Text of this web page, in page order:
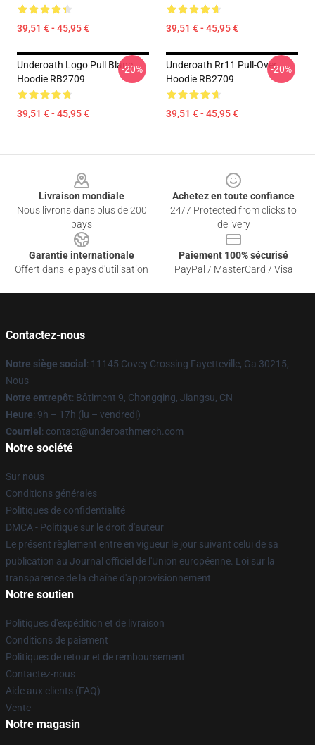
39,51 € - 45,95 € 39,51 € - 45,95 €
Underoath Logo Pull Blanc
Hoodie RB2709
39,51 € - 45,95 €
-20%
Underoath Rr11 Pull-Over
Hoodie RB2709
39,51 € - 45,95 €
-20%
Livraison mondiale
Nous livrons dans plus de 200
pays
Achetez en toute confiance
24/7 Protected from clicks to
delivery
Garantie internationale
Offert dans le pays d'utilisation
Paiement 100% sécurisé
PayPal / MasterCard / Visa
Contactez-nous
Notre siège social : 11145 Covey Crossing Fayetteville, Ga 30215,
Nous
Notre entrepôt: Bâtiment 9, Chongqing, Jiangsu, CN
Heure: 9h – 17h (lu – vendredi)
Courriel : contact@underoathmerch.com
Notre société
Sur nous
Conditions générales
Politiques de confidentialité
DMCA - Politique sur le droit d'auteur
Le présent règlement entre en vigueur le jour suivant celui de sa
publication au Journal officiel de l'Union européenne. Loi sur la
transparence de la chaîne d'approvisionnement
Notre soutien
Politiques d'expédition et de livraison
Conditions de paiement
Politiques de retour et de remboursement
Contactez-nous
Aide aux clients (FAQ)
Vente
Notre magasin